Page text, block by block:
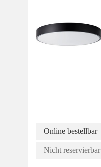
Online bestellbar
Nicht reservierbar